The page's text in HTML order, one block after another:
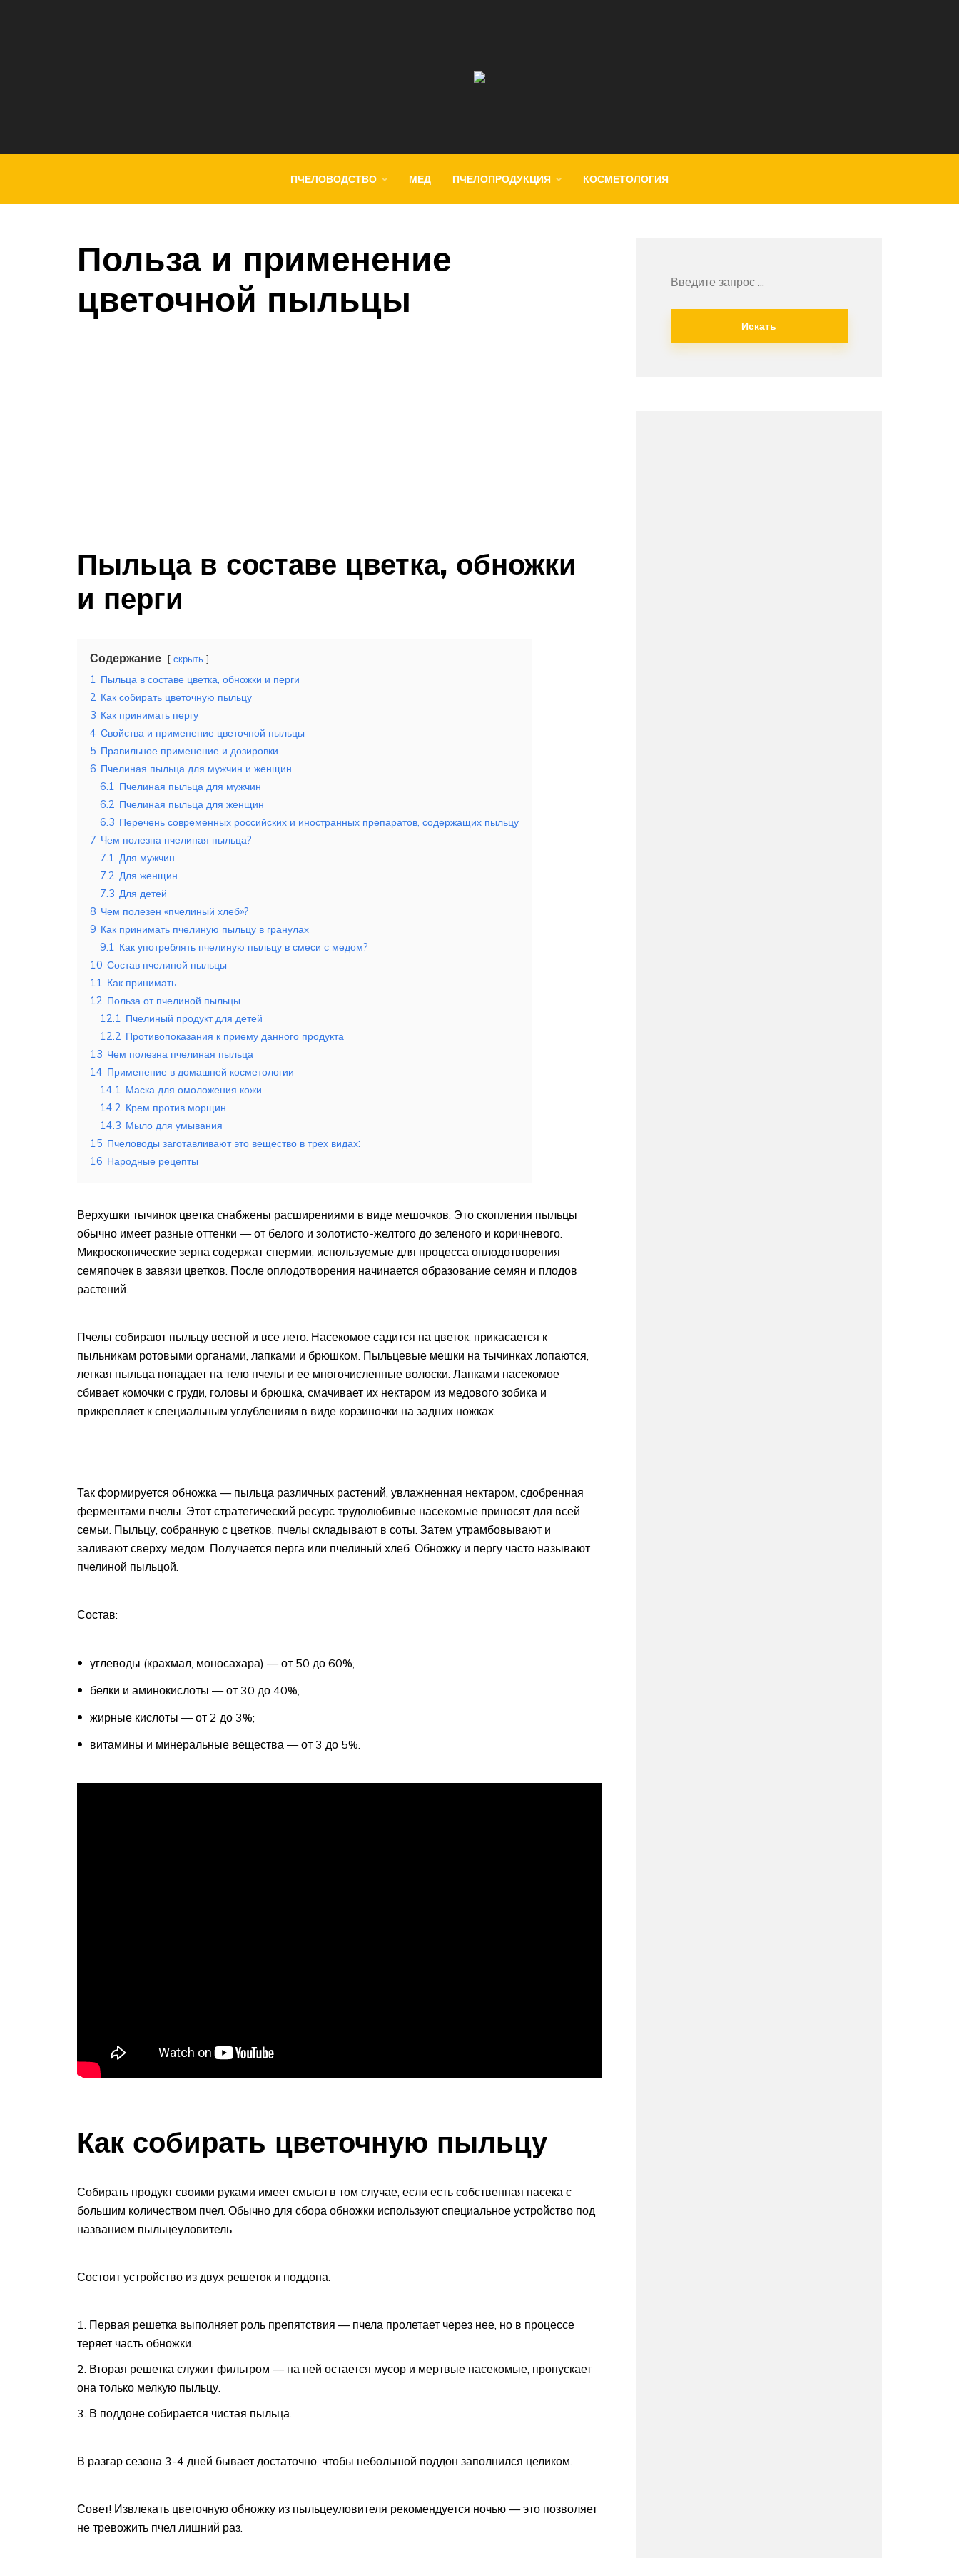
ПЧЕЛОВОДСТВО МЕД ПЧЕЛОПРОДУКЦИЯ КОСМЕТОЛОГИЯ
Польза и применение
цветочной пыльцы
Пыльца в составе цветка, обножки
и перги
Содержание скрыть
1 Пыльца в составе цветка, обножки и перги
2 Как собирать цветочную пыльцу
3 Как принимать пергу
4 Свойства и применение цветочной пыльцы
5 Правильное применение и дозировки
6 Пчелиная пыльца для мужчин и женщин
6.1 Пчелиная пыльца для мужчин
6.2 Пчелиная пыльца для женщин
6.3 Перечень современных российских и иностранных препаратов, содержащих пыльцу
7 Чем полезна пчелиная пыльца?
7.1 Для мужчин
7.2 Для женщин
7.3 Для детей
8 Чем полезен «пчелиный хлеб»?
9 Как принимать пчелиную пыльцу в гранулах
9.1 Как употреблять пчелиную пыльцу в смеси с медом?
10 Состав пчелиной пыльцы
11 Как принимать
12 Польза от пчелиной пыльцы
12.1 Пчелиный продукт для детей
12.2 Противопоказания к приему данного продукта
13 Чем полезна пчелиная пыльца
14 Применение в домашней косметологии
14.1 Маска для омоложения кожи
14.2 Крем против морщин
14.3 Мыло для умывания
15 Пчеловоды заготавливают это вещество в трех видах:
16 Народные рецепты
Верхушки тычинок цветка снабжены расширениями в виде мешочков. Это скопления пыльцы
обычно имеет разные оттенки — от белого и золотисто-желтого до зеленого и коричневого.
Микроскопические зерна содержат спермии, используемые для процесса оплодотворения
семяпочек в завязи цветков. После оплодотворения начинается образование семян и плодов
растений.
Пчелы собирают пыльцу весной и все лето. Насекомое садится на цветок, прикасается к
пыльникам ротовыми органами, лапками и брюшком. Пыльцевые мешки на тычинках лопаются,
легкая пыльца попадает на тело пчелы и ее многочисленные волоски. Лапками насекомое
сбивает комочки с груди, головы и брюшка, смачивает их нектаром из медового зобика и
прикрепляет к специальным углублениям в виде корзиночки на задних ножках.
Так формируется обножка — пыльца различных растений, увлажненная нектаром, сдобренная
ферментами пчелы. Этот стратегический ресурс трудолюбивые насекомые приносят для всей
семьи. Пыльцу, собранную с цветков, пчелы складывают в соты. Затем утрамбовывают и
заливают сверху медом. Получается перга или пчелиный хлеб. Обножку и пергу часто называют
пчелиной пыльцой.
Состав:
углеводы (крахмал, моносахара) — от 50 до 60%;
белки и аминокислоты — от 30 до 40%;
жирные кислоты — от 2 до 3%;
витамины и минеральные вещества — от 3 до 5%.
Как собирать цветочную пыльцу
Собирать продукт своими руками имеет смысл в том случае, если есть собственная пасека с
большим количеством пчел. Обычно для сбора обножки используют специальное устройство под
названием пыльцеуловитель.
Состоит устройство из двух решеток и поддона.
Первая решетка выполняет роль препятствия — пчела пролетает через нее, но в процессе
теряет часть обножки.
Вторая решетка служит фильтром — на ней остается мусор и мертвые насекомые, пропускает
она только мелкую пыльцу.
В поддоне собирается чистая пыльца.
В разгар сезона 3-4 дней бывает достаточно, чтобы небольшой поддон заполнился целиком.
Совет! Извлекать цветочную обножку из пыльцеуловителя рекомендуется ночью — это позволяет
не тревожить пчел лишний раз.
Искать